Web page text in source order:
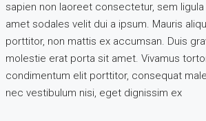
sapien non laoreet consectetur, sem
amet sodales velit dui a ipsum. Mauris
porttitor, non mattis ex accumsan. Duis
molestie erat porta sit amet. Vivamus
condimentum elit porttitor, consequat
nec vestibulum nisi, eget dignissim ex